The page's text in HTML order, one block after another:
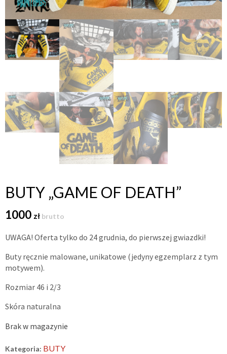
BUTY „GAME OF DEATH”
1000 zł brutto
UWAGA! Oferta tylko do 24 grudnia, do pierwszej gwiazdki!
Buty ręcznie malowane, unikatowe (jedyny egzemplarz z tym
motywem).
Rozmiar 46 i 2/3
Skóra naturalna
Brak w magazynie
Kategoria: BUTY